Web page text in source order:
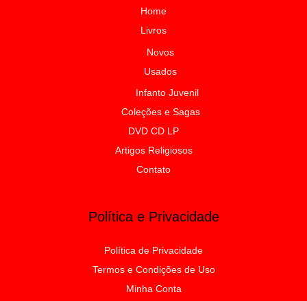
Home
Livros
Novos
Usados
Infanto Juvenil
Coleções e Sagas
DVD CD LP
Artigos Religiosos
Contato
Política e Privacidade
Política de Privacidade
Termos e Condições de Uso
Minha Conta